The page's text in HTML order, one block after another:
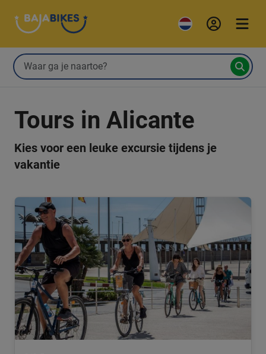
Tours in Alicante
Kies voor een leuke excursie tijdens je
vakantie